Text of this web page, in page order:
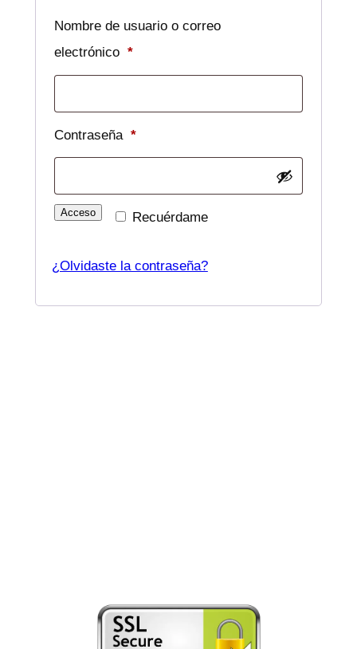
Nombre de usuario o correo
electrónico *Obligatorio
Contraseña *Obligatorio
Recuérdame
Acceso
¿Olvidaste la contraseña?